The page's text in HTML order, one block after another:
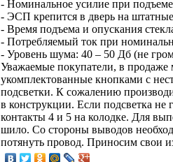
- Номинальное усилие при
- ЭСП крепится в дверь на
- Время подъема и опускания
- Потребляемый ток при
- Уровень шума: 40 – 50 Дб (не
Уважаемые покупатели, в продаже
укомплектованные кнопками с
подсветки. К сожалению
в конструкции. Если подсветка не
контакты 4 и 5 на колодке. Для
шило. Со стороны выводов
потянуть провод. Приносим свои